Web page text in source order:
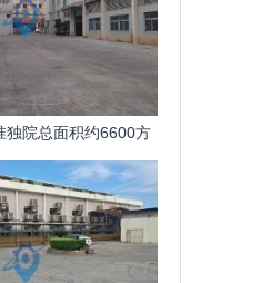
独院总面积约6600方
牛角58米